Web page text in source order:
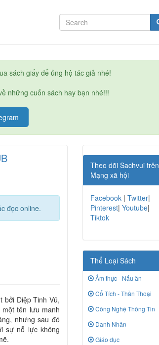
sách giấy để ủng hộ tác giả nhé!
những cuốn sách hay bạn nhé!!!
đọc online.
bởi Diệp Tinh Vũ,
tên lưu manh
nhưng sau đó
sự nỗ lực không
Theo dõi Sachvui trên
Mạng xã hội
Facebook | Twitter|
Pinterest| Youtube|
Tiktok
Thể Loại Sách
Ẩm thực - Nấu ăn
Cổ Tích - Thần Thoại
Công Nghệ Thông Tin
Danh Nhân
Giáo dục